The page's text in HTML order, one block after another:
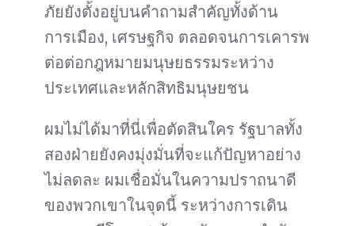
ภัยยังตั้งอยู่บนคำถามสำคัญทั้งด้าน
การเมือง, เศรษฐกิจ ตลอดจนการเคารพ
ต่อต่อกฎหมายมนุษยธรรมระหว่าง
ประเทศและหลักสิทธิมนุษยชน
ผมไม่ได้มาที่นี่เพื่อตัดสินใคร รัฐบาลทั้ง
สองฝ่ายยังคงมุ่งมั่นที่จะแก้ปัญหาอย่าง
ไม่ลดละ ผมเชื่อมั่นในความปราถนาดี
ของพวกเขาในจุดนี้ ระหว่างการเดิน